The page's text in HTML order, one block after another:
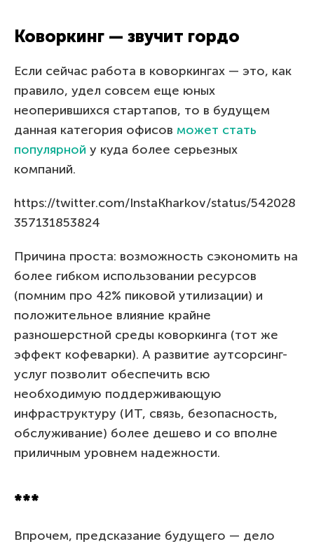
Коворкинг — звучит гордо
Если сейчас работа в коворкингах — это, как
правило, удел совсем еще юных
неоперившихся стартапов, то в будущем
данная категория офисов может стать
популярной у куда более серьезных
компаний.
https://twitter.com/InstaKharkov/status/542028
357131853824
Причина проста: возможность сэкономить на
более гибком использовании ресурсов
(помним про 42% пиковой утилизации) и
положительное влияние крайне
разношерстной среды коворкинга (тот же
эффект кофеварки). А развитие аутсорсинг-
услуг позволит обеспечить всю
необходимую поддерживающую
инфраструктуру (ИТ, связь, безопасность,
обслуживание) более дешево и со вполне
приличным уровнем надежности.
***
Впрочем, предсказание будущего — дело